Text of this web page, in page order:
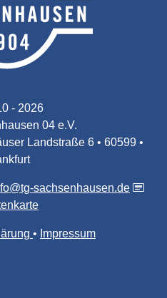
- 2026
04 e.V.
Landstraße 6 • 60599 •
sachsenhausen.de
Impressum